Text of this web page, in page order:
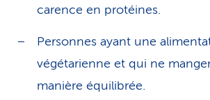
carence en protéines.
Personnes ayant une
végétarienne et qui ne
manière équilibrée.